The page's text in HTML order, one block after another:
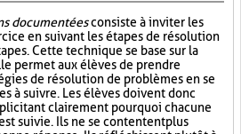
documentéesconsiste à inviter les
en suivant les étapes de résolution
Cette technique se base sur la
permet aux élèves de prendre
de résolution de problèmes en se
à suivre. Les élèves doivent donc
clairement pourquoi chacune
suivie. Ils ne se contentent plus